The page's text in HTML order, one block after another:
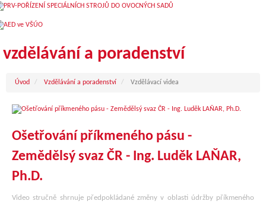
vzdělávání a poradenství
Úvod Vzdělávání a poradenství Vzdělávací videa
Ošetřování příkmeného pásu -
Zemědělsý svaz ČR - Ing. Luděk LAŇAR,
Ph.D.
Video stručně shrnuje předpokládané změny v oblasti údržby příkmeného